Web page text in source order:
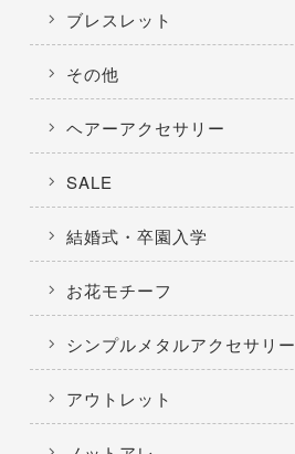
ブレスレット
その他
ヘアーアクセサリー
SALE
結婚式・卒園入学
お花モチーフ
シンプルメタルアクセサリー
アウトレット